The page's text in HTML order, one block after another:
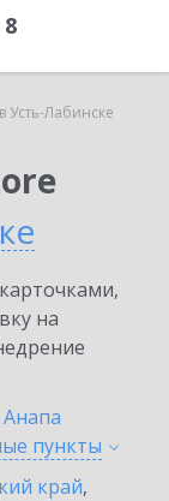
Усть-Лабинске
на
Анапа
пункты
край,